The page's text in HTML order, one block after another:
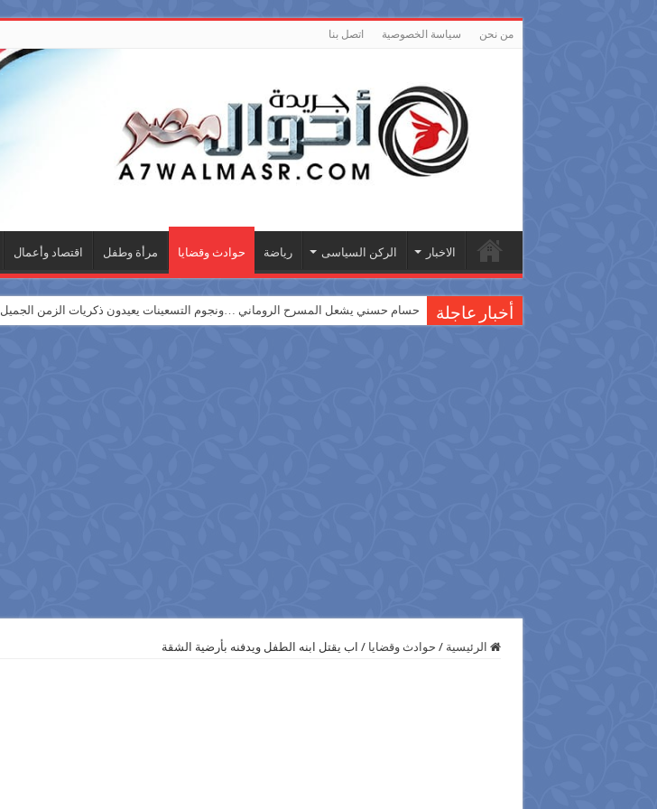
من نحن سياسة الخصوصية اتصل بنا
الاخبار الركن السياسى رياضة حوادث وقضايا مرأة وطفل اقتصاد وأعمال
أخبار عاجلة حسام حسني يشعل المسرح الروماني …ونجوم التسعينات يعيدون ذكريات الزمن الجميل
الرئيسية / حوادث وقضايا / اب يقتل ابنه الطفل ويدفنه بأرضية الشقة